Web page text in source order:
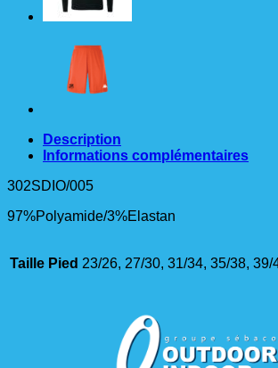
Description
Informations complémentaires
302SDIO/005
97%Polyamide/3%Elastan
Taille Pied 23/26, 27/30, 31/34, 35/38, 39/